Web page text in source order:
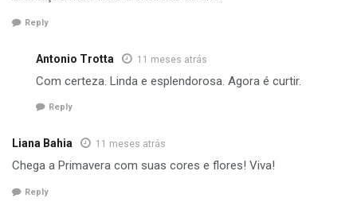
Reply
Antonio Trotta 11 meses atrás
Com certeza. Linda e esplendorosa. Agora é curtir.
Reply
Liana Bahia 11 meses atrás
Chega a Primavera com suas cores e flores! Viva!
Reply